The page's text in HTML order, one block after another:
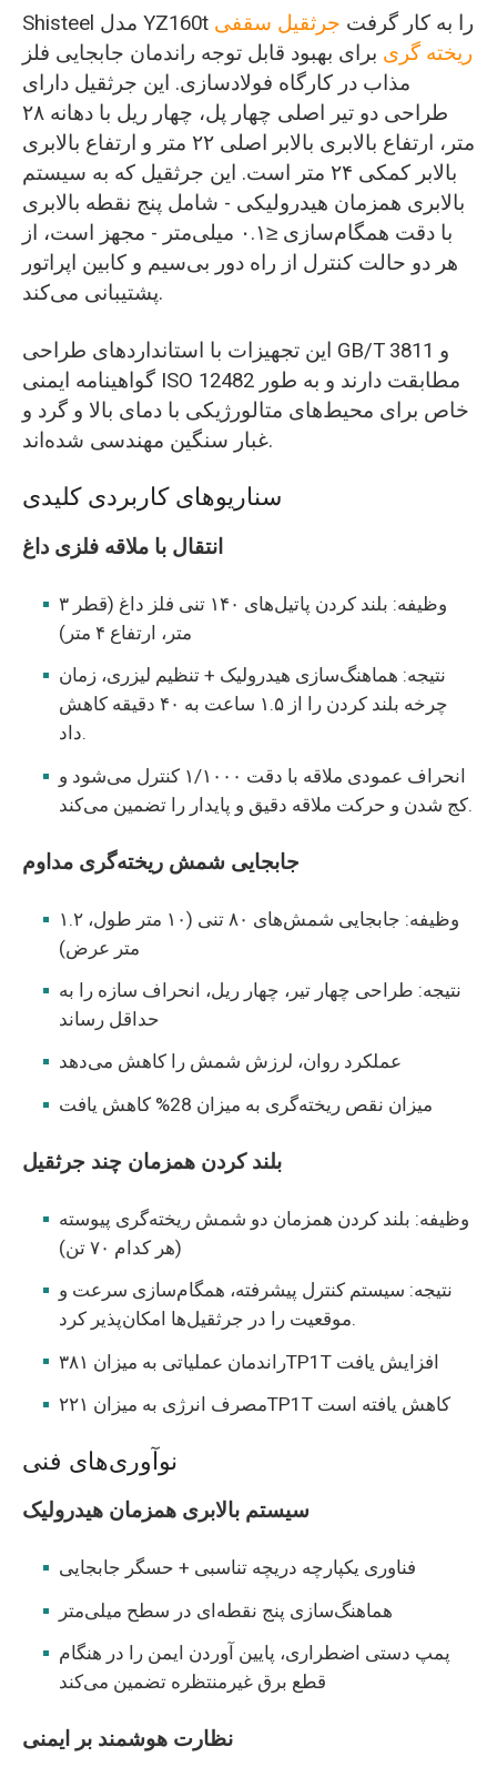
Shisteel مدل YZ160t را به کار گرفت جرثقیل سقفی
ریخته گری برای بهبود قابل توجه راندمان جابجایی فلز
مذاب در کارگاه فولادسازی. این جرثقیل دارای
طراحی دو تیر اصلی چهار پل، چهار ریل با دهانه ۲۸
متر، ارتفاع بالابری بالابر اصلی ۲۲ متر و ارتفاع بالابری
بالابر کمکی ۲۴ متر است. این جرثقیل که به سیستم
بالابری همزمان هیدرولیکی - شامل پنج نقطه بالابری
با دقت همگام‌سازی ≤۰.۱ میلی‌متر - مجهز است، از
هر دو حالت کنترل از راه دور بی‌سیم و کابین اپراتور
پشتیبانی می‌کند.
این تجهیزات با استانداردهای طراحی GB/T 3811 و
گواهینامه ایمنی ISO 12482 مطابقت دارند و به طور
خاص برای محیط‌های متالورژیکی با دمای بالا و گرد و
غبار سنگین مهندسی شده‌اند.
سناریوهای کاربردی کلیدی
انتقال با ملاقه فلزی داغ
وظیفه: بلند کردن پاتیل‌های ۱۴۰ تنی فلز داغ (قطر ۳
متر، ارتفاع ۴ متر)
نتیجه: هماهنگ‌سازی هیدرولیک + تنظیم لیزری، زمان
چرخه بلند کردن را از ۱.۵ ساعت به ۴۰ دقیقه کاهش
داد.
انحراف عمودی ملاقه با دقت ۱/۱۰۰۰ کنترل می‌شود و
کج شدن و حرکت ملاقه دقیق و پایدار را تضمین می‌کند.
جابجایی شمش ریخته‌گری مداوم
وظیفه: جابجایی شمش‌های ۸۰ تنی (۱۰ متر طول، ۱.۲
متر عرض)
نتیجه: طراحی چهار تیر، چهار ریل، انحراف سازه را به
حداقل رساند
عملکرد روان، لرزش شمش را کاهش می‌دهد
میزان نقص ریخته‌گری به میزان 28% کاهش یافت
بلند کردن همزمان چند جرثقیل
وظیفه: بلند کردن همزمان دو شمش ریخته‌گری پیوسته
(هر کدام ۷۰ تن)
نتیجه: سیستم کنترل پیشرفته، همگام‌سازی سرعت و
موقعیت را در جرثقیل‌ها امکان‌پذیر کرد.
راندمان عملیاتی به میزان ۳۸۱TP1T افزایش یافت
مصرف انرژی به میزان ۲۲۱TP1T کاهش یافته است
نوآوری‌های فنی
سیستم بالابری همزمان هیدرولیک
فناوری یکپارچه دریچه تناسبی + حسگر جابجایی
هماهنگ‌سازی پنج نقطه‌ای در سطح میلی‌متر
پمپ دستی اضطراری، پایین آوردن ایمن را در هنگام
قطع برق غیرمنتظره تضمین می‌کند
نظارت هوشمند بر ایمنی